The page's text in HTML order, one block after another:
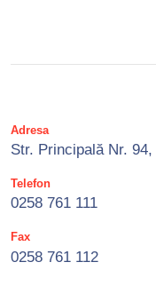
Adresa
Str. Principală Nr.
Telefon
0258 761 111
Fax
0258 761 112